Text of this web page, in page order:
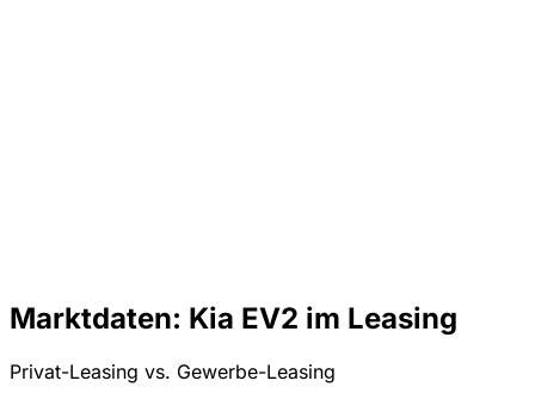
Marktdaten: Kia EV2 im Leasing
Privat-Leasing vs. Gewerbe-Leasing